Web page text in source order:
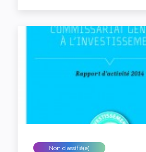
Non classifié(e)